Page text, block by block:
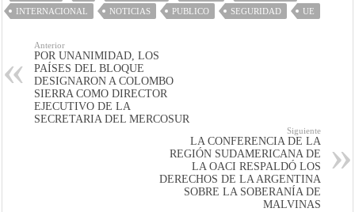
INTERNACIONAL
NOTICIAS PUBLICO SEGURIDAD UE
Anterior
POR UNANIMIDAD, LOS
PAÍSES DEL BLOQUE
DESIGNARON A COLOMBO
SIERRA COMO DIRECTOR
EJECUTIVO DE LA
SECRETARIA DEL MERCOSUR
Siguiente
LA CONFERENCIA DE LA
REGIÓN SUDAMERICANA DE
LA OACI RESPALDÓ LOS
DERECHOS DE LA ARGENTINA
SOBRE LA SOBERANÍA DE
MALVINAS